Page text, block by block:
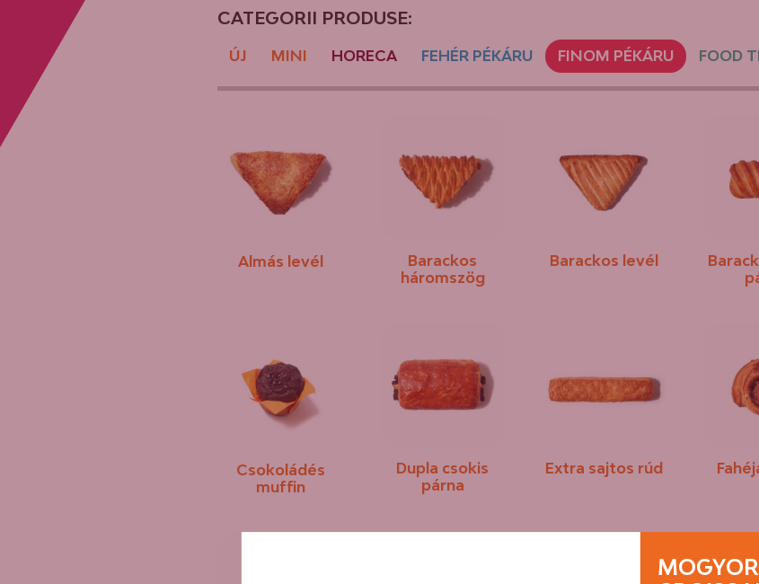
CATEGORII PRODUSE:
ÚJ MINI HORECA FEHÉR PÉKÁRU FINOM PÉKÁRU FOOD
Almás levél
Barackos
háromszög
Barackos levél
Csokoládés
muffin
Dupla csokis
párna
Extra sajtos rúd